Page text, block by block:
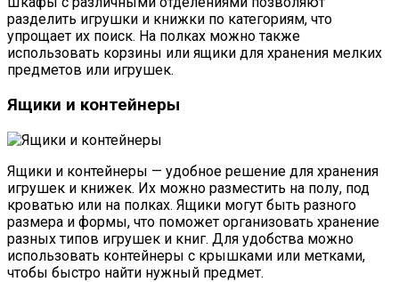
разделить игрушки и книжки по категориям, что
упрощает их поиск. На полках можно также
использовать корзины или ящики для хранения мелких
предметов или игрушек.
Ящики и контейнеры
Ящики и контейнеры — удобное решение для хранения
игрушек и книжек. Их можно разместить на полу, под
кроватью или на полках. Ящики могут быть разного
размера и формы, что поможет организовать хранение
разных типов игрушек и книг. Для удобства можно
использовать контейнеры с крышками или метками,
чтобы быстро найти нужный предмет.